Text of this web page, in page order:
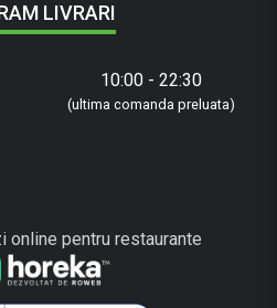
LIVRARI
10:00 - 22:30
(ultima comanda preluata)
online pentru restaurante